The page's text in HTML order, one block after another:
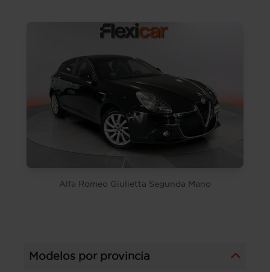
Alfa Romeo Giulietta Segunda Mano
Modelos por provincia